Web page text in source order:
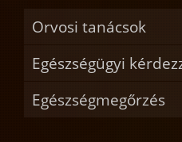
Orvosi tanácsok
Egészségügyi
Egészségmegőrzés